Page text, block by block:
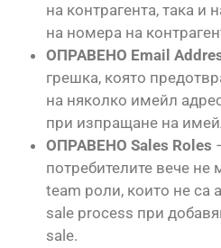
на контрагента, така и
на номера на
ОПРАВЕНО Email
грешка, която
на няколко имейл
при изпращане на
ОПРАВЕНО Sales Roles
потребителите вече не
team роли, които не са
sale process при
sale.